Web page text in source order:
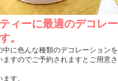
ィーに最適のデコレ
。
中に色んな種類のデコレーション
すのでご予約されますとご用意
す。